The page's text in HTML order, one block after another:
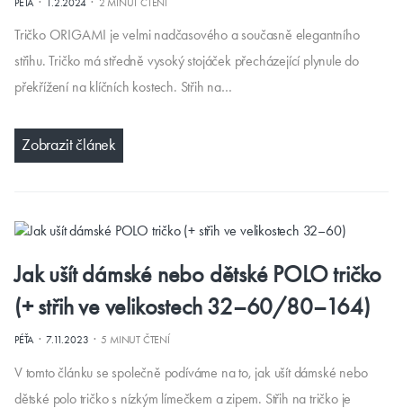
PÉŤA 1.2.2024 2 MINUT ČTENÍ
Tričko ORIGAMI je velmi nadčasového a současně elegantního
střihu. Tričko má středně vysoký stojáček přecházející plynule do
překřížení na klíčních kostech. Střih na…
Zobrazit článek
Jak ušít dámské nebo dětské POLO tričko
(+ střih ve velikostech 32–60/80–164)
PÉŤA·7.11.2023 ·5 MINUT ČTENÍ
V tomto článku se společně podíváme na to, jak ušít dámské nebo
dětské polo tričko s nízkým límečkem a zipem. Střih na tričko je